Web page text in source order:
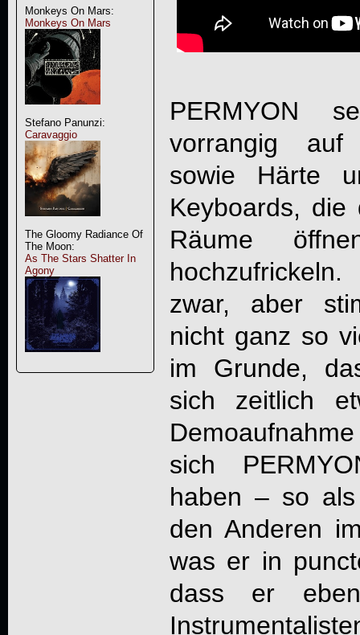
Monkeys On Mars:
Monkeys On Mars
Stefano Panunzi:
Caravaggio
The Gloomy Radiance Of
The Moon:
As The Stars Shatter In
Agony
PERMYON
vorrangig auf
sowie Härte
Keyboards, die
Räume
zwar, aber
nicht ganz so
im Grunde,
sich zeitlich
sich
haben – so
den Anderen
was er in
dass er